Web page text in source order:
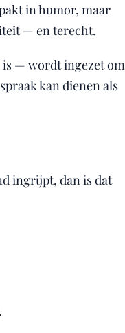
in humor, maar
— en terecht.
is — wordt ingezet om
kan dienen als
ingrijpt, dan is dat